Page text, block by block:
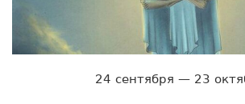
24 сентября — 23